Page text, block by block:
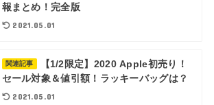
報まとめ！完全版
2021.05.01
関連記事
【1/2限定】2020 Apple初売り！
セール対象＆値引額！ラッキーバッグは？
2021.05.01